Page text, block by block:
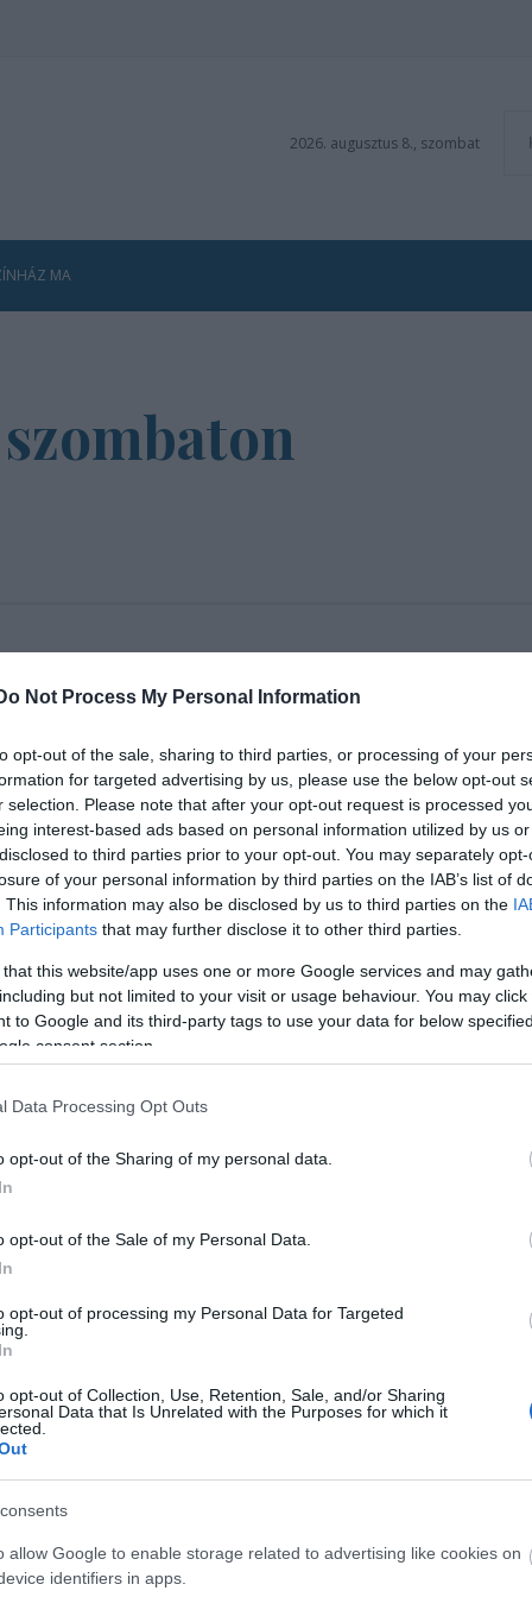
Not Process My Personal Information
opt-out of the sale, sharing to third parties, or processing of your
for targeted advertising by us, please use the below opt-out
selection. Please note that after your opt-out request is processed
interest-based ads based on personal information utilized by us
to third parties prior to your opt-out. You may separately
of your personal information by third parties on the IAB’s list of
This information may also be disclosed by us to third parties on the
Participants that may further disclose it to other third parties.
that this website/app uses one or more Google services and may
but not limited to your visit or usage behaviour. You may
to Google and its third-party tags to use your data for below
consent section.
Data Processing Opt Outs
opt-out of the Sharing of my personal data.
opt-out of the Sale of my Personal Data.
opt-out of processing my Personal Data for Targeted
opt-out of Collection, Use, Retention, Sale, and/or Sharing
Data that Is Unrelated with the Purposes for which it
allow Google to enable storage related to advertising like cookies on
identifiers in apps.
2026. augusztus 8., szombat
MA
nézõit, hogy betegség miatt a március 5-i,
8 napon belül a jegypénztárban visszaválthatók.
hogy betegség miatt a március 5-i, szombati A KRIPLI c.
visszaválthatók. Megértésüket köszönjük!
ismét online
A Centrál Színház új
értékesíti a következő évad
jegyeit
tartalomnak minősülnek, értük aszolgáltatás technikaiüzemeltetője
a blog szerkesztőjéhez. Részletek a